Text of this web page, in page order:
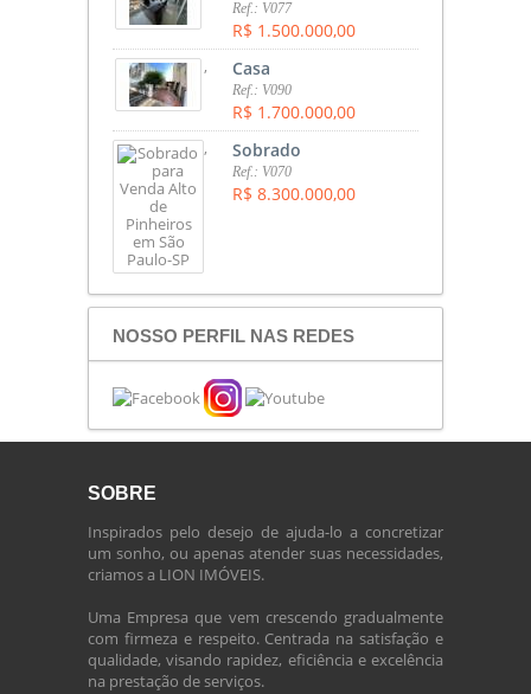
Ref.: V077
R$ 1.500.000,00
, Casa
Ref.: V090
R$ 1.700.000,00
, Sobrado
Ref.: V070
R$ 8.300.000,00
NOSSO PERFIL NAS REDES
SOBRE
Inspirados pelo desejo de ajuda-lo a concretizar
um sonho, ou apenas atender suas necessidades,
criamos a LION IMÓVEIS.
Uma Empresa que vem crescendo gradualmente
com firmeza e respeito. Centrada na satisfação e
qualidade, visando rapidez, eficiência e excelência
na prestação de serviços.